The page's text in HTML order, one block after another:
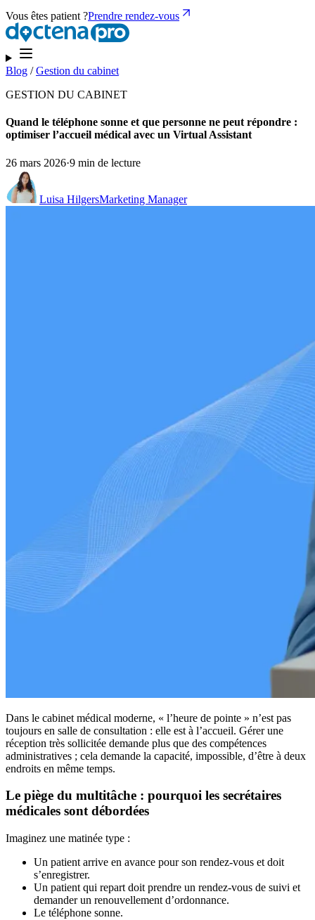
Vous êtes patient ?Prendre rendez-vous
Blog /Gestion du cabinet
GESTION DU CABINET
Quand le téléphone sonne et que personne ne peut répondre :
optimiser l’accueil médical avec un Virtual Assistant
26 mars 2026·9 min de lecture
Luisa HilgersMarketing Manager
Dans le cabinet médical moderne, « l’heure de pointe » n’est pas
toujours en salle de consultation : elle est à l’accueil. Gérer une
réception très sollicitée demande plus que des compétences
administratives ; cela demande la capacité, impossible, d’être à deux
endroits en même temps.
Le piège du multitâche : pourquoi les secrétaires
médicales sont débordées
Imaginez une matinée type :
Un patient arrive en avance pour son rendez-vous et doit
s’enregistrer.
Un patient qui repart doit prendre un rendez-vous de suivi et
demander un renouvellement d’ordonnance.
Le téléphone sonne.